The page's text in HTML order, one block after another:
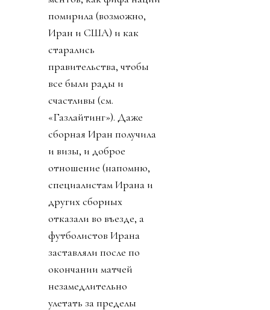
помирила (возможно,
Иран и США) и как
старались
правительства, чтобы
все были рады и
счастливы (см.
«Газлайтинг»). Даже
сборная Иран получила
и визы, и доброе
отношение (напомню,
специалистам Ирана и
других сборных
отказали во въезде, а
футболистов Ирана
заставляли после по
окончании матчей
незамедлительно
улетать за пределы